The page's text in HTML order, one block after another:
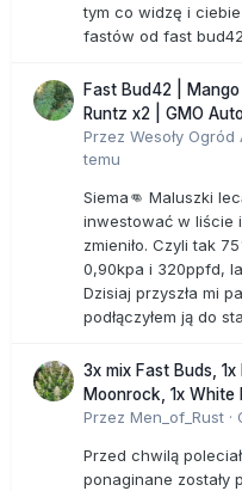
tym co widzę i
fastów od fast
Fast Bud42 |
Runtz x2 | GMO
Przez Wesoły Ogród
temu
Siema👊 Maluszki
inwestować w liście
zmieniło. Czyli tak
0,90kpa i 320ppfd,
Dzisiaj przyszła mi
podłączyłem ją do
3x mix Fast Buds,
Moonrock, 1x White
Przez Men_of_Rust ·
Przed chwilą
ponaginane zostały